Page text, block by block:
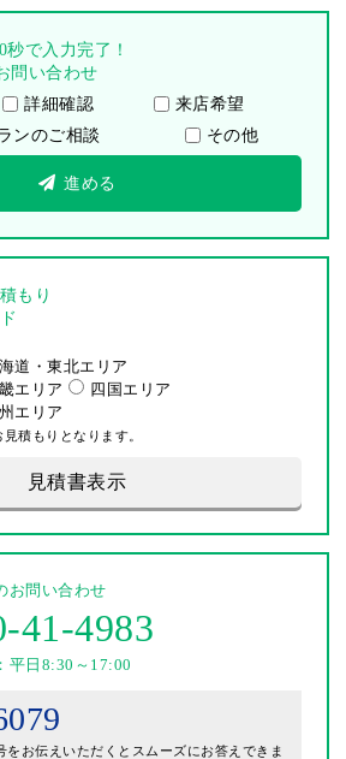
秒で入力完了！
問い合わせ
詳細確認
来店希望
ンのご相談
その他
進める
もり
道・東北エリア
エリア
四国エリア
エリア
積もりとなります。
見積書表示
お問い合わせ
41-4983
平日8:30～17:00
をお伝えいただくとスムーズにお答えできま